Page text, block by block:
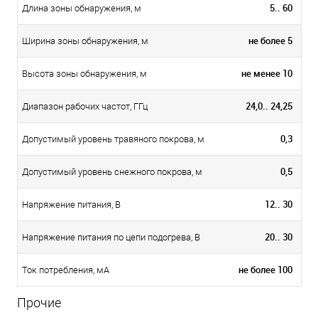
Длина зоны обнаружения, м 5.. 60
Ширина зоны обнаружения, м не более 5
Высота зоны обнаружения, м не менее 10
Диапазон рабочих частот, ГГц 24,0.. 24,25
Допустимый уровень травяного покрова, м 0,3
Допустимый уровень снежного покрова, м 0,5
Напряжение питания, В 12.. 30
Напряжение питания по цепи подогрева, В 20.. 30
Ток потребления, мА не более 100
Прочие